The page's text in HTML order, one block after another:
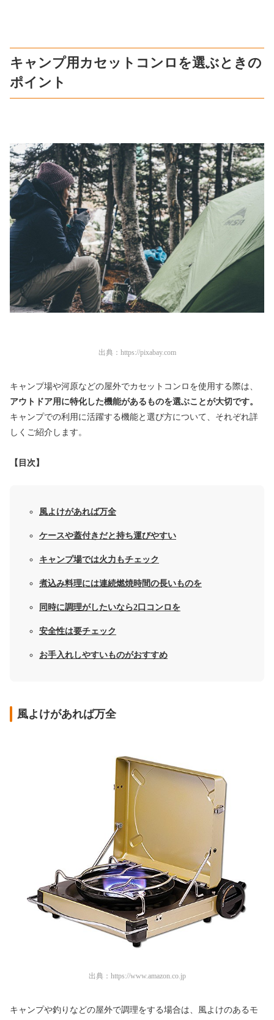
キャンプ用カセットコンロを選ぶときの
ポイント
出典： https://pixabay.com
キャンプ場や河原などの屋外でカセットコンロを使用する際は、
アウトドア用に特化した機能があるものを選ぶことが大切です。
キャンプでの利用に活躍する機能と選び方について、それぞれ詳
しくご紹介します。
【目次】
風よけがあれば万全
ケースや蓋付きだと持ち運びやすい
キャンプ場では火力もチェック
煮込み料理には連続燃焼時間の長いものを
同時に調理がしたいなら2口コンロを
安全性は要チェック
お手入れしやすいものがおすすめ
風よけがあれば万全
出典： https://www.amazon.co.jp
キャンプや釣りなどの屋外で調理をする場合は、風よけのあるモ